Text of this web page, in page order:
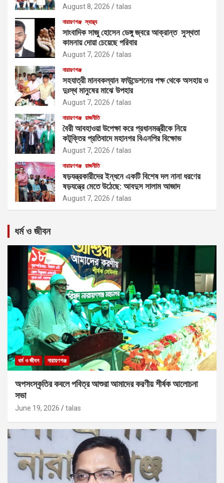
August 8, 2026 talas
নারায়ণগঞ্জ স্বাস্থ্য
সাংবাদিক সাজু হোসেন ডেঙ্গু জ্বরে আক্রান্ত সুস্থতা
কামনায় দোয়া চেয়েছে পরিবার
August 7, 2026 talas
নারায়ণগঞ্জ
সহযাত্রী মানবকল্যান ফাউন্ডেশনের পক্ষ থেকে অসহায় ও
দুঃস্থ মানুষের মাঝে উপহার
August 7, 2026 talas
নারায়ণগঞ্জ রাজনীতি
বৈরী আবহাওয়া উপেক্ষা করে প্রধানমন্ত্রীকে নিয়ে
কটূক্তির প্রতিবাদে মহানগর বিএনপির বিক্ষোভ
August 7, 2026 talas
নারায়ণগঞ্জ রাজনীতি
ষড়যন্ত্রকারীদের ইন্ধনে একটি বিশেষ দল নানা ধরণের
ষড়যন্ত্রে মেতে উঠেছে: আবদুস সালাম আজাদ
August 7, 2026 talas
ধর্ম ও জীবন
ধর্ম ও জীবন নারায়ণগঞ্জ
অপসংস্কৃতির কবলে পবিত্র আশুরা আমাদের করণীয় শীর্ষক আলোচনা
সভা
June 19, 2026 talas